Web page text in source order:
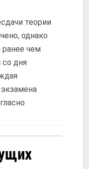
теории
однако
ранее чем
со дня